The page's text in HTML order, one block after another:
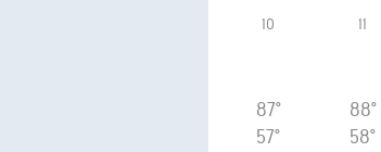
10
87°
57°
11
88°
58°